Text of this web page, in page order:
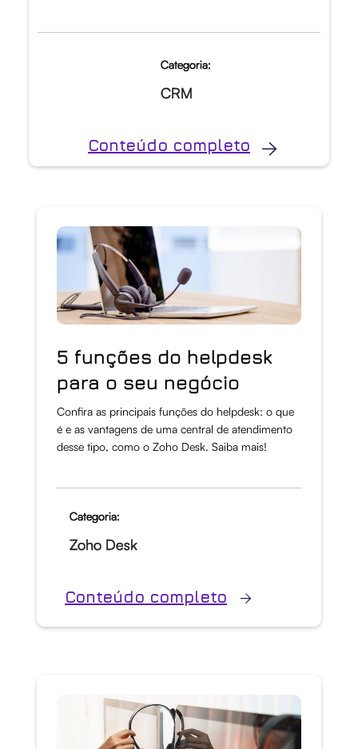
Categoria:
CRM
Conteúdo completo
5 funções do helpdesk
para o seu negócio
Confira as principais funções do helpdesk: o que
é e as vantagens de uma central de atendimento
desse tipo, como o Zoho Desk. Saiba mais!
Categoria:
Zoho Desk
Conteúdo completo